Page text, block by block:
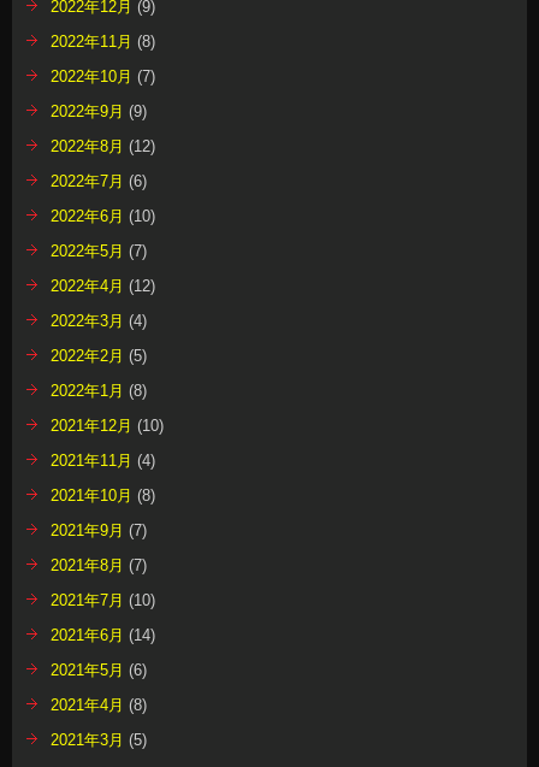
2022年12月 (9)
2022年11月 (8)
2022年10月 (7)
2022年9月 (9)
2022年8月 (12)
2022年7月 (6)
2022年6月 (10)
2022年5月 (7)
2022年4月 (12)
2022年3月 (4)
2022年2月 (5)
2022年1月 (8)
2021年12月 (10)
2021年11月 (4)
2021年10月 (8)
2021年9月 (7)
2021年8月 (7)
2021年7月 (10)
2021年6月 (14)
2021年5月 (6)
2021年4月 (8)
2021年3月 (5)